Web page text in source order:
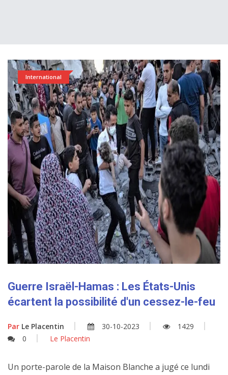
International
Guerre Israël-Hamas : Les États-Unis
écartent la possibilité d'un cessez-le-feu
Par Le Placentin 30-10-2023
1429
0
Le Placentin
Un porte-parole de la Maison Blanche a jugé ce lundi